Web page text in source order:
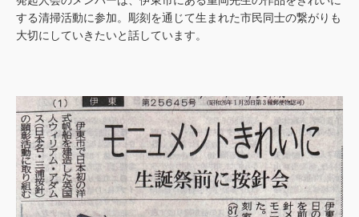
する清掃活動に参加。彫刻を通じて生まれた市民同士の繋がりも
大切にしていきたいと話しています。